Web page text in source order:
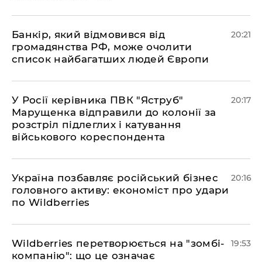
​Банкір, який відмовився від
громадянства РФ, може очолити
список найбагатших людей Європи
20:21
​У Росії керівника ПВК "Яструб"
Марущенка відправили до колонії за
розстріл підлеглих і катування
військового кореспондента
20:17
​Україна позбавляє російський бізнес
головного активу: економіст про удари
по Wildberries
20:16
​Wildberries перетворюється на "зомбі-
компанію": що це означає
19:53